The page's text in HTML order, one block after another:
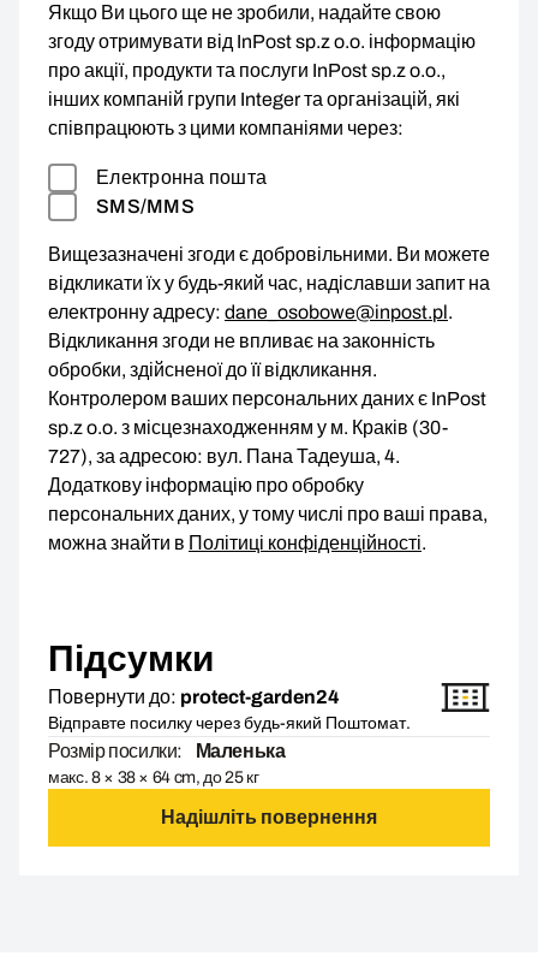
Якщо Ви цього ще не зробили, надайте свою
згоду отримувати від InPost sp.z o.o. інформацію
про акції, продукти та послуги InPost sp.z o.o.,
інших компаній групи Integer та організацій, які
співпрацюють з цими компаніями через:
Електронна пошта
SMS/MMS
Вищезазначені згоди є добровільними. Ви можете
відкликати їх у будь-який час, надіславши запит на
електронну адресу: dane_osobowe@inpost.pl.
Відкликання згоди не впливає на законність
обробки, здійсненої до її відкликання.
Контролером ваших персональних даних є InPost
sp.z o.o. з місцезнаходженням у м. Краків (30-
727), за адресою: вул. Пана Тадеуша, 4.
Додаткову інформацію про обробку
персональних даних, у тому числі про ваші права,
можна знайти в Політиці конфіденційності.
Підсумки
Повернути до: protect-garden24
Відправте посилку через будь-який Поштомат.
Розмір посилки: Маленька
макс. 8 × 38 × 64 cm, до 25 кг
Надішліть повернення